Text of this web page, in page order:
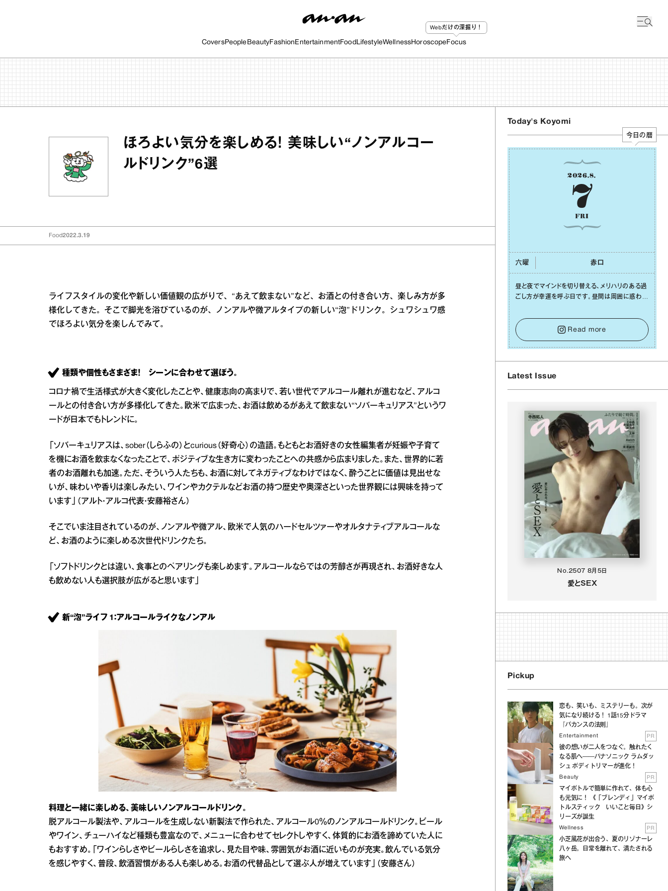
CoversPeople BeautyFashion EntertainmentFood LifestyleWellnessHoroscope
Webだけの深掘り！
Focus
ほろよい気分を楽しめる！ 美味しい“ノンアルコー
ルドリンク”6選
Food2022.3.19
ライフスタイルの変化や新しい価値観の広がりで、“あえて飲まない”など、お酒との付き合い方、楽しみ方が多
様化してきた。そこで脚光を浴びているのが、ノンアルや微アルタイプの新しい“泡”ドリンク。シュワシュワ感
でほろよい気分を楽しんでみて。
種類や個性もさまざま！ シーンに合わせて選ぼう。
コロナ禍で生活様式が大きく変化したことや、健康志向の高まりで、若い世代でアルコール離れが進むなど、アルコ
ールとの付き合い方が多様化してきた。欧米で広まった、お酒は飲めるがあえて飲まない“ソバーキュリアス”というワ
ードが日本でもトレンドに。
「ソバーキュリアスは、sober（しらふの）とcurious（好奇心）の造語。もともとお酒好きの女性編集者が妊娠や子育て
を機にお酒を飲まなくなったことで、ポジティブな生き方に変わったことへの共感から広まりました。また、世界的に若
者のお酒離れも加速。ただ、そういう人たちも、お酒に対してネガティブなわけではなく、酔うことに価値は見出せな
いが、味わいや香りは楽しみたい、ワインやカクテルなどお酒の持つ歴史や奥深さといった世界観には興味を持って
います」（アルト・アルコ代表・安藤裕さん）
そこでいま注目されているのが、ノンアルや微アル、欧米で人気のハードセルツァーやオルタナティブアルコールな
ど、お酒のように楽しめる次世代ドリンクたち。
「ソフトドリンクとは違い、食事とのペアリングも楽しめます。アルコールならではの芳醇さが再現され、お酒好きな人
も飲めない人も選択肢が広がると思います」
新“泡”ライフ 1：アルコールライクなノンアル
料理と一緒に楽しめる、美味しいノンアルコールドリンク。
脱アルコール製法や、アルコールを生成しない新製法で作られた、アルコール0％のノンアルコールドリンク。ビール
やワイン、チューハイなど種類も豊富なので、メニューに合わせてセレクトしやすく、体質的にお酒を諦めていた人に
もおすすめ。「ワインらしさやビールらしさを追求し、見た目や味、雰囲気がお酒に近いものが充実。飲んでいる気分
を感じやすく、普段、飲酒習慣がある人も楽しめる。お酒の代替品として選ぶ人が増えています」（安藤さん）
Today's Koyomi
今日の暦
2026.8.
7
FRI
六曜 ⾚⼝
昼と夜でマインドを切り替える、メリハリのある過
ごし⽅が幸運を呼ぶ⽇です。昼間は周囲に惑わさ
をキープして。そして夜は、疲れや寂しさから⽢
い⾔葉に流されないよう、⼼にしっかりブレーキ
をかけること。この意識の切り替えが、あなたに
確かな安⼼感をもたらすはずです。
Read more
Latest Issue
No.2507 8月5日
愛とSEX
Pickup
恋も、笑いも、ミステリーも。次が
気になり続ける！ 1話15分ドラマ
『バカンスの法則』
Entertainment PR
彼の想いが二人をつなぐ。触れたく
なる肌へ──パナソニック ラムダッ
シュ ボディトリマーが進化！
Beauty PR
マイボトルで簡単に作れて、体も心
も元気に！ 《「ブレンディ」マイボ
トルスティック いいこと毎日》シ
リーズが誕生
Wellness PR
小芝風花が出合う、夏のリゾナーレ
八ヶ岳。日常を離れて、満たされる
旅へ